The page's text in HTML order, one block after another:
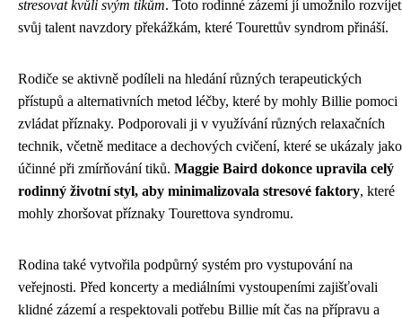
stresovat kvůli svým tikům. Toto rodinné zázemí jí umožnilo rozvíjet
svůj talent navzdory překážkám, které Tourettův syndrom přináší.
Rodiče se aktivně podíleli na hledání různých terapeutických
přístupů a alternativních metod léčby, které by mohly Billie pomoci
zvládat příznaky. Podporovali ji v využívání různých relaxačních
technik, včetně meditace a dechových cvičení, které se ukázaly jako
účinné při zmírňování tiků. Maggie Baird dokonce upravila celý
rodinný životní styl, aby minimalizovala stresové faktory, které
mohly zhoršovat příznaky Tourettova syndromu.
Rodina také vytvořila podpůrný systém pro vystupování na
veřejnosti. Před koncerty a mediálními vystoupeními zajišťovali
klidné zázemí a respektovali potřebu Billie mít čas na přípravu a